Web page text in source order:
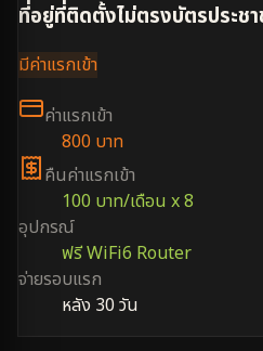
ที่อยู่ที่ติดตั้งไม่ตรงบัตรประช
มีค่าแรกเข้า
ค่าแรกเข้า
800 บาท
คืนค่าแรกเข้า
100 บาท/เดือน x 8
อุปกรณ์
ฟรี WiFi6 Router
จ่ายรอบแรก
หลัง 30 วัน